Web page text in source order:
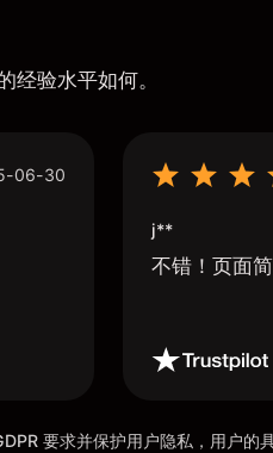
经验水平如何。
06-30
j**
不错！页面
要求并保护用户隐私，用户的